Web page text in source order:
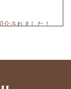
されました！